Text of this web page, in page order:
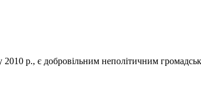
у 2010 р., є добровільним неполітичним